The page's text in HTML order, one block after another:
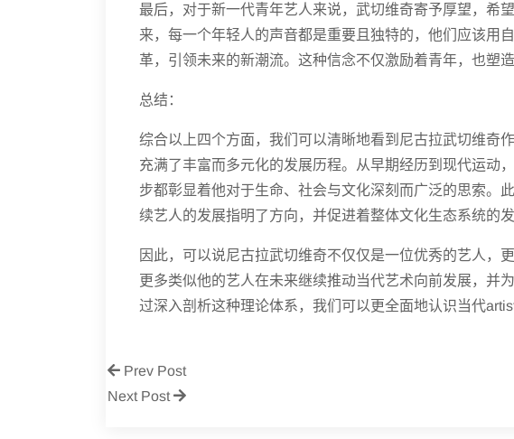
最后，对于新一代青年艺人来说，武切维奇寄予厚望，希
来，每一个年轻人的声音都是重要且独特的，他们应该用
革，引领未来的新潮流。这种信念不仅激励着青年，也塑
总结：
综合以上四个方面，我们可以清晰地看到尼古拉武切维奇
充满了丰富而多元化的发展历程。从早期经历到现代运动
步都彰显着他对于生命、社会与文化深刻而广泛的思索。
续艺人的发展指明了方向，并促进着整体文化生态系统的发
因此，可以说尼古拉武切维奇不仅仅是一位优秀的艺人，
更多类似他的艺人在未来继续推动当代艺术向前发展，并
过深入剖析这种理论体系，我们可以更全面地认识当代
Prev Post
Next Post